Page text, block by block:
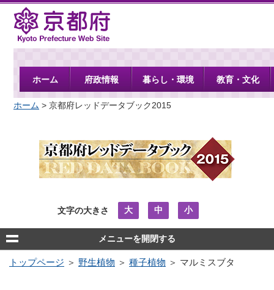
京都府
ホーム 府政情報 暮らし・環境 教育・文化
ホーム > 京都府レッドデータブック2015
文字の大きさ 大 中 小
メニューを開閉する
トップページ ＞ 野生植物 ＞ 種子植物 ＞ マルミスブタ